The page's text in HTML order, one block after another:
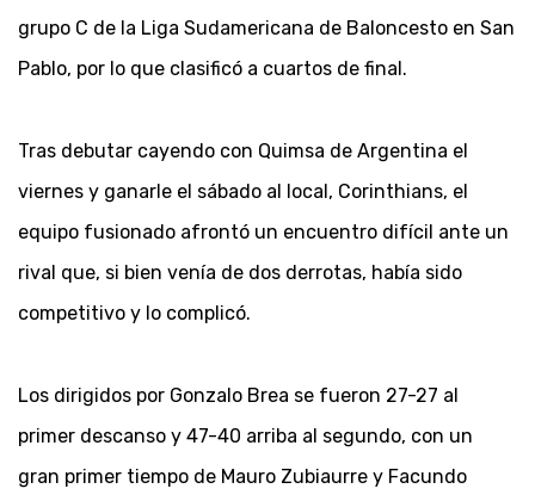
grupo C de la Liga Sudamericana de Baloncesto en San
Pablo, por lo que clasificó a cuartos de final.
Tras debutar cayendo con Quimsa de Argentina el
viernes y ganarle el sábado al local, Corinthians, el
equipo fusionado afrontó un encuentro difícil ante un
rival que, si bien venía de dos derrotas, había sido
competitivo y lo complicó.
Los dirigidos por Gonzalo Brea se fueron 27-27 al
primer descanso y 47-40 arriba al segundo, con un
gran primer tiempo de Mauro Zubiaurre y Facundo